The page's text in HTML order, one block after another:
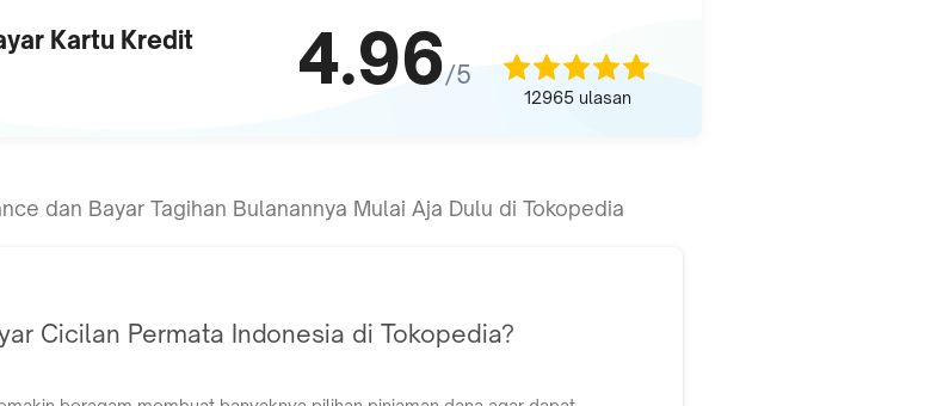
Kartu Kredit
4.96/5
12965ulasan
dan Bayar Tagihan Bulanannya Mulai Aja Dulu di Tokopedia
Cicilan Permata Indonesia di Tokopedia?